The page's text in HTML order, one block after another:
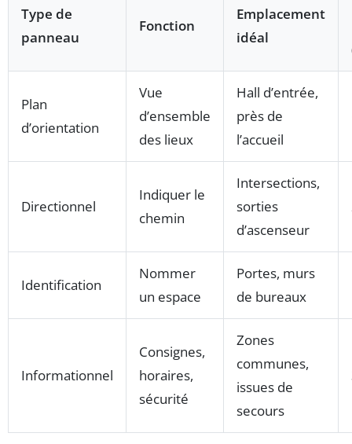
Type de
panneau
Fonction
Emplacement
idéal
Plan
d’orientation
Vue
d’ensemble
des lieux
Hall d’entrée,
près de
l’accueil
Directionnel
Indiquer le
chemin
Intersections,
sorties
d’ascenseur
Identification
Nommer
un espace
Portes, murs
de bureaux
Informationnel
Consignes,
horaires,
sécurité
Zones
communes,
issues de
secours